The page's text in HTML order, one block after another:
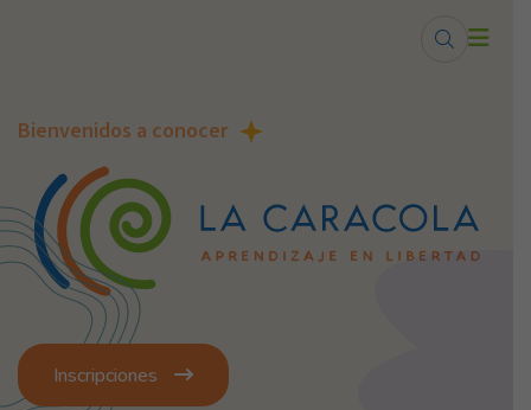
Centro de
Bienvenidos a conocer
Inscripciones